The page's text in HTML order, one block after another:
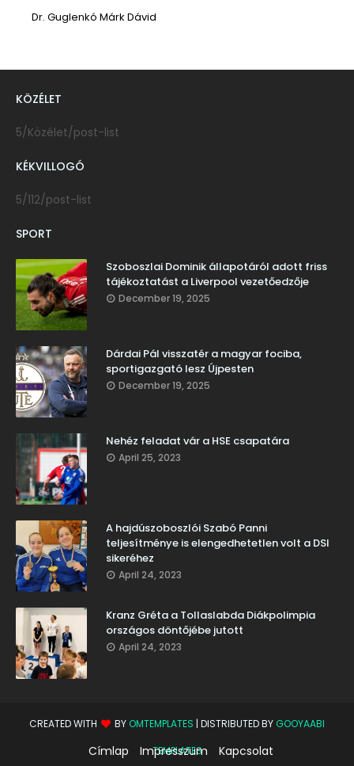
Dr. Guglenkó Márk Dávid
KÖZÉLET
5/Közélet/post-list
KÉKVILLOGÓ
5/112/post-list
SPORT
Szoboszlai Dominik állapotáról adott friss
tájékoztatást a Liverpool vezetőedzője
December 19, 2025
Dárdai Pál visszatér a magyar fociba,
sportigazgató lesz Újpesten
December 19, 2025
Nehéz feladat vár a HSE csapatára
April 25, 2023
A hajdúszoboszlói Szabó Panni
teljesítménye is elengedhetetlen volt a DSI
sikeréhez
April 24, 2023
Kranz Gréta a Tollaslabda Diákpolimpia
országos döntőjébe jutott
April 24, 2023
CREATED WITH BY OMTEMPLATES | DISTRIBUTED BY GOOYAABI
TEMPLATES
Címlap Impresszum Kapcsolat